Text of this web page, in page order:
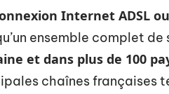
Internet ADSL
ensemble complet de
et dans plus de 100
chaînes françaises